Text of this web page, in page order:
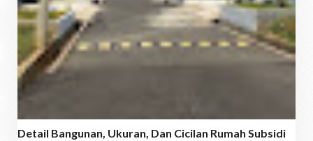
Detail Bangunan, Ukuran, Dan Cicilan Rumah Subsidi